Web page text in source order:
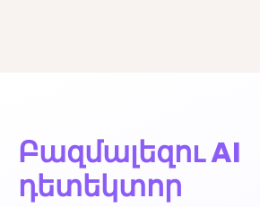
Բազմալեզու AI
դետեկտոր